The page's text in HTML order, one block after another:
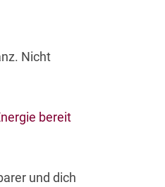
Nicht
bereit
und dich